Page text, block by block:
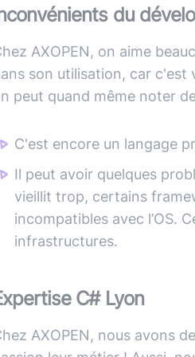
du
AXOPEN, on aime
son utilisation, car c'est
peut quand même noter
C'est encore un langage
Il peut avoir quelques
vieillit trop, certains
incompatibles avec l’OS.
infrastructures.
C# Lyon
AXOPEN, nous avons